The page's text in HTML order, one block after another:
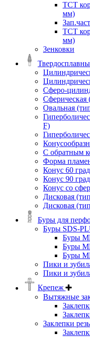
ТСТ
мм)
ТСТ
мм)
Зенковки
Сферо-
Сферическая
Овальная
F)
C обратным
Форма
Конус 60
Конус 90
Конус со
Дисковая
Дисковая
Буры для
Буры SDS-
Буры
Буры
Буры
Пики и
Пики и
Крепеж
Вытяжные
Заклепки